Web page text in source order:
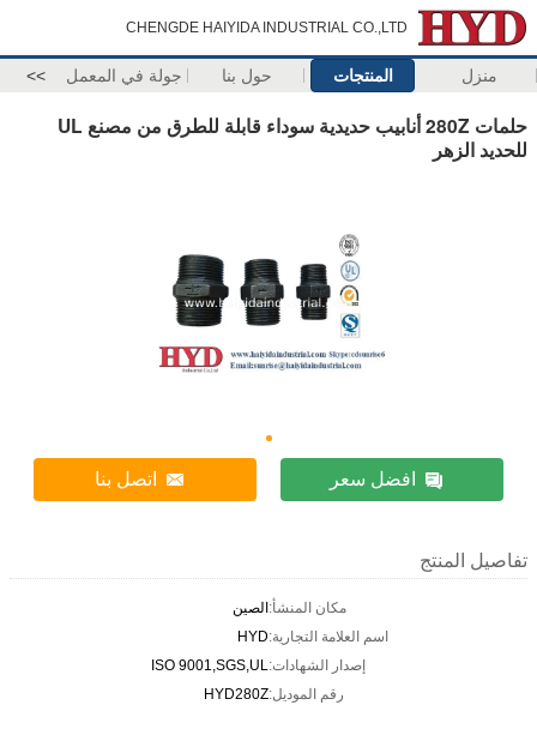
CHENGDE HAIYIDA INDUSTRIAL CO.,LTD
منزل المنتجات حول بنا جولة في المعمل >>
حلمات 280Z أنابيب حديدية سوداء قابلة للطرق من مصنع UL
للحديد الزهر
افضل سعر اتصل بنا
تفاصيل المنتج
مكان المنشأ:الصين
اسم العلامة التجارية:HYD
إصدار الشهادات:ISO 9001,SGS,UL
رقم الموديل:HYD280Z